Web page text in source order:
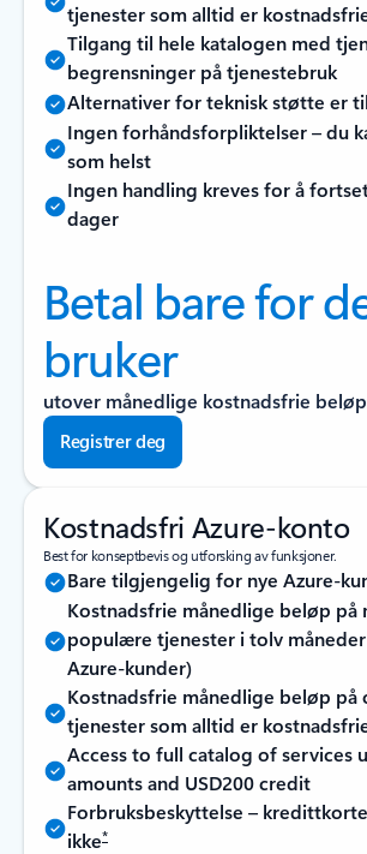
tjenester som alltid er
Tilgang til hele katalogen med
begrensninger på tjenestebruk
Alternativer for teknisk støtte er
Ingen forhåndsforpliktelser – du
som helst
Ingen handling kreves for å
dager
Betal bare for
bruker
utover månedlige kostnadsfrie beløp
Registrer deg
Kostnadsfri Azure-konto
Best for konseptbevis og utforsking av funksjoner.
Bare tilgjengelig for nye Azure-
Kostnadsfrie månedlige beløp på
populære tjenester i tolv måneder
Azure-kunder)
Kostnadsfrie månedlige beløp på
tjenester som alltid er
Access to full catalog of services
amounts and USD200 credit
Forbruksbeskyttelse –
ikke*